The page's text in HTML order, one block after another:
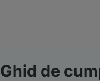
Ghid de